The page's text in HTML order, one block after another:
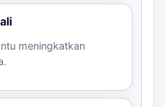
meningkatkan